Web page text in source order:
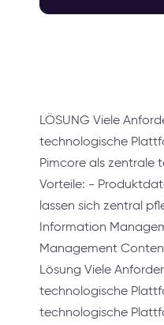
LÖSUNG Viele
technologische
Pimcore als zentrale
Vorteile: -
lassen sich zentral
Information
Management
Lösung Viele
technologische
technologische